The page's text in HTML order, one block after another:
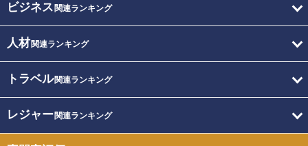
ビジネス 関連ランキング
人材関連ランキング
トラベル関連ランキング
レジャー関連ランキング